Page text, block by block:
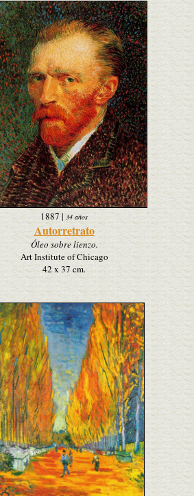
1887 | 34 años
Autorretrato
Óleo sobre lienzo.
Art Institute of Chicago
42 x 37 cm.